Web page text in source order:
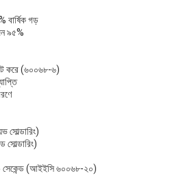
বার্ষিক গড়
৯৫%
করে (৬০০৬৮-৬)
সোল্ডারিং)
সোল্ডারিং)
সেকেন্ড (আইইসি ৬০০৬৮-২০)